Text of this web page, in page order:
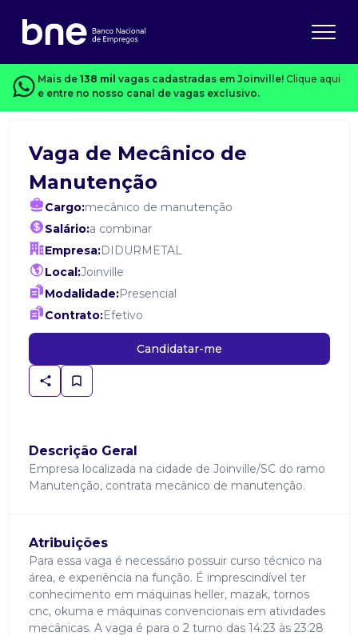
Mais de 138 mil vagas cadastradas em Joinville! Clique aqui
e entre no nosso canal de vagas exclusivo.
Vaga de Mecânico de
Manutenção
Cargo:mecânico de manutenção
Salário:a combinar
Empresa:DIDURMETAL
Local:Joinville
Modalidade:Presencial
Contrato:Efetivo
Candidatar-me
Descrição Geral
Empresa localizada na cidade de Joinville/SC do ramo
Manutenção, contrata mecânico de manutenção.
Atribuições
Para essa vaga é necessário possuir curso técnico na
área, e experiência na função. É imprescindível ter
conhecimento em máquinas heller, mazak, tornos
cnc, okuma e máquinas convencionais em atividades
mecânicas. A vaga é para o 2 turno das 14:23 às 23:28